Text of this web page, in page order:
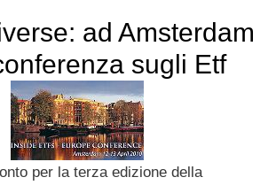
ad Amsterdam
sugli Etf
per la terza edizione della